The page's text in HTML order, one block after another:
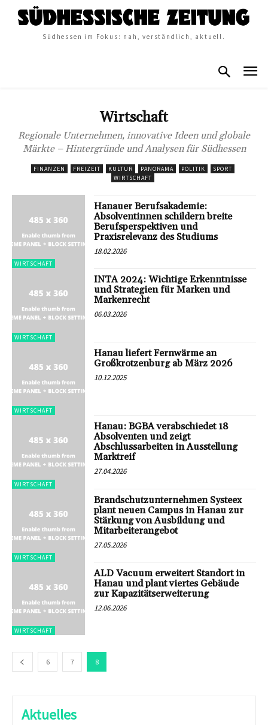
Südhessen im Fokus: nah, verständlich, aktuell.
Wirtschaft
Regionale Unternehmen, innovative Ideen und globale
Märkte – Hintergründe und Analysen für Südhessen
FINANZEN FREIZEIT KULTUR PANORAMA POLITIK
SPORT
WIRTSCHAFT
WIRTSCHAFT
Hanauer Berufsakademie:
Absolventinnen schildern breite
Berufsperspektiven und
Praxisrelevanz des Studiums
18.02.2026
WIRTSCHAFT
INTA 2024: Wichtige Erkenntnisse
und Strategien für Marken und
Markenrecht
06.03.2026
WIRTSCHAFT
Hanau liefert Fernwärme an
Großkrotzenburg ab März 2026
10.12.2025
WIRTSCHAFT
Hanau: BGBA verabschiedet 18
Absolventen und zeigt
Abschlussarbeiten in Ausstellung
Marktreif
27.04.2026
WIRTSCHAFT
Brandschutzunternehmen Systeex
plant neuen Campus in Hanau zur
Stärkung von Ausbildung und
Mitarbeiterangebot
27.05.2026
WIRTSCHAFT
ALD Vacuum erweitert Standort in
Hanau und plant viertes Gebäude
zur Kapazitätserweiterung
12.06.2026
6 7 8
Aktuelles